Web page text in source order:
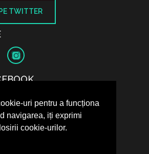
uri pentru a funcționa
navigarea, iți exprimi
cookie-urilor.
TWITTER